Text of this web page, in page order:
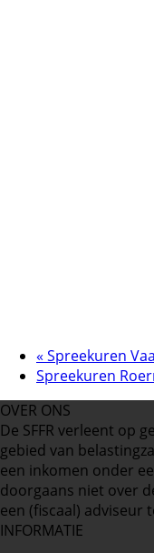
« Spreekuren
Spreekuren
OVER ONS
De SFFR verleent op
gebied van
een inkomen onder
doorgaans niet over
een (fiscaal) adviseur
INFORMATIE